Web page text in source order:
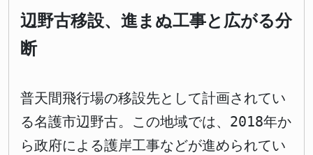
辺野古移設、進まぬ工事と広がる分
断
普天間飛行場の移設先として計画されてい
る名護市辺野古。この地域では、2018年か
ら政府による護岸工事などが進められてい